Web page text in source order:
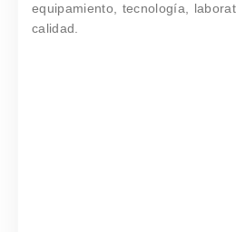
equipamiento, tecnología,
calidad.